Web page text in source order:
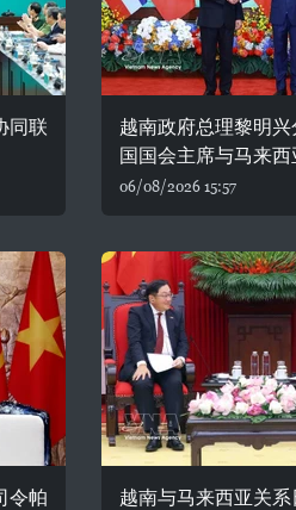
同联
越南政府总理黎明
国国会主席与马来
06/08/2026 15:57
令帕
越南与马来西亚关